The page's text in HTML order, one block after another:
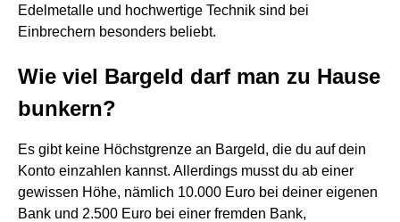
Edelmetalle und hochwertige Technik sind bei
Einbrechern besonders beliebt.
Wie viel Bargeld darf man zu Hause
bunkern?
Es gibt keine Höchstgrenze an Bargeld, die du auf dein
Konto einzahlen kannst. Allerdings musst du ab einer
gewissen Höhe, nämlich 10.000 Euro bei deiner eigenen
Bank und 2.500 Euro bei einer fremden Bank,